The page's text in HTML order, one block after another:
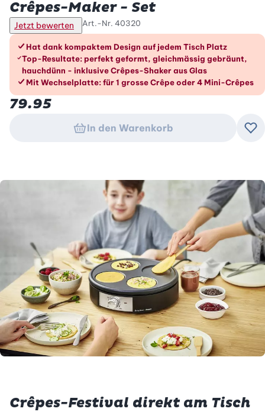
Crêpes-Maker - Set
Jetzt bewerten Art.-Nr. 40320
Die Vorteile im Überblick
Hat dank kompaktem Design auf jedem Tisch Platz
Top-Resultate: perfekt geformt, gleichmässig gebräunt,
hauchdünn - inklusive Crêpes-Shaker aus Glas
Mit Wechselplatte: für 1 grosse Crêpe oder 4 Mini-Crêpes
79.95
In den Warenkorb
Crêpes-Festival direkt am Tisch